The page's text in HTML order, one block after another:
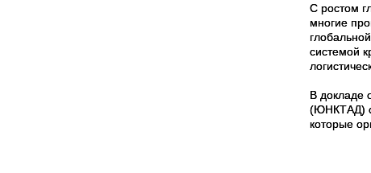
С ростом
многие
системой
В докладе
(ЮНКТАД)
которые